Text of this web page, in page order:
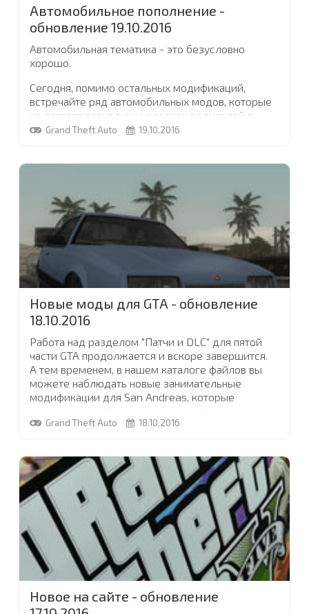
Автомобильное пополнение -
обновление 19.10.2016
Автомобильная тематика - это безусловно
хорошо.
Сегодня, помимо остальных модификаций,
встречайте ряд автомобильных модов, которые
не оставят равнодушными всех водителей в
мире GTA...
Grand Theft Auto 19.10.2016
Новые моды для GTA - обновление
18.10.2016
Работа над разделом "Патчи и DLC" для пятой
части GTA продолжается и вскоре завершится.
А тем временем, в нашем каталоге файлов вы
можете наблюдать новые занимательные
модификации для San Andreas, которые
придадут вашей игре наибольшей
реалистичности...
Grand Theft Auto 18.10.2016
Новое на сайте - обновление